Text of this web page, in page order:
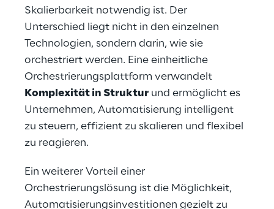
Skalierbarkeit notwendig ist. Der
Unterschied liegt nicht in den einzelnen
Technologien, sondern darin, wie sie
orchestriert werden. Eine einheitliche
Orchestrierungsplattform verwandelt
Komplexität in Struktur und ermöglicht es
Unternehmen, Automatisierung intelligent
zu steuern, effizient zu skalieren und flexibel
zu reagieren.
Ein weiterer Vorteil einer
Orchestrierungslösung ist die Möglichkeit,
Automatisierungsinvestitionen gezielt zu